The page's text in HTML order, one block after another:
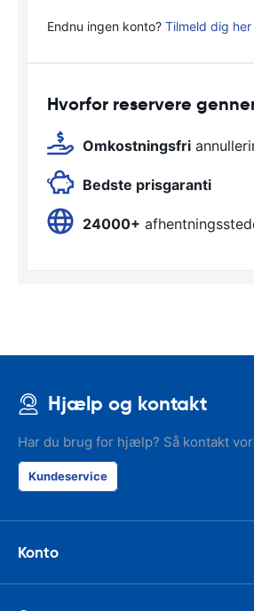
Endnu ingen konto? Tilmeld dig her
Hvorfor reservere
Omkostningsfri
Bedste prisgaranti
24000+
Hjælp og kontakt
Har du brug for hjælp? Så kontakt
Kundeservice
Konto